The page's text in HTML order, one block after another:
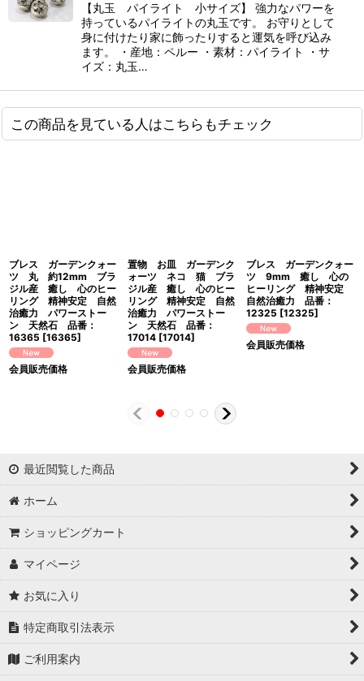
【丸玉 パイライト 小サイズ】 強力なパワーを
持っているパイライトの丸玉です。 お守りとして
身に付けたり家に飾ったりすると運気を呼び込み
ます。 ・産地：ペルー ・素材：パイライト ・サ
イズ：丸玉…
この商品を見ている人はこちらもチェック
ブレス ガーデンクォー
ツ 丸 約12mm ブラ
ジル産 癒し 心のヒー
リング 精神安定 自然
治癒力 パワーストー
ン 天然石 品番：
16365 [16365]
会員販売価格
置物 お皿 ガーデンク
ォーツ ネコ 猫 ブラ
ジル産 癒し 心のヒー
リング 精神安定 自然
治癒力 パワーストー
ン 天然石 品番：
17014 [17014]
会員販売価格
ブレス ガーデンクォー
ツ 9mm 癒し 心の
ヒーリング 精神安定
自然治癒力 品番：
12325 [12325]
会員販売価格
最近閲覧した商品
ホーム
ショッピングカート
マイページ
お気に入り
特定商取引法表示
ご利用案内